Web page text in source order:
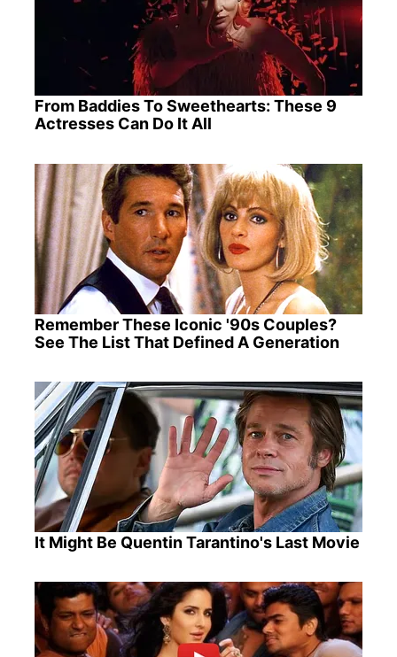
From Baddies To Sweethearts: These 9
Actresses Can Do It All
Remember These Iconic '90s Couples?
See The List That Defined A Generation
It Might Be Quentin Tarantino's Last Movie